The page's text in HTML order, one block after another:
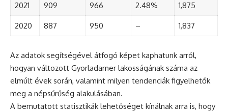
2021 909 966 2.48% 1,875
2020 887 950 – 1,837
Az adatok segítségével átfogó képet kaphatunk arról,
hogyan változott Gyorladamer lakosságának száma az
elmúlt évek során, valamint milyen tendenciák figyelhetők
meg a népsűrűség alakulásában.
A bemutatott statisztikák lehetőséget kínálnak arra is, hogy